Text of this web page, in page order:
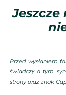
Przed wysłaniem
świadczy o tym
strony oraz znak